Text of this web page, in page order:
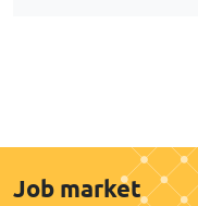
Job market